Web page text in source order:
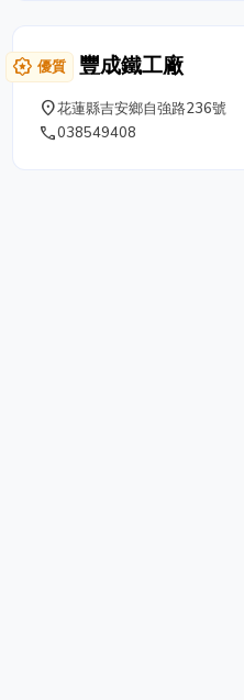
award_star 優質 豐成鐵工廠
place花蓮縣吉安鄉自強路236號
phone038549408